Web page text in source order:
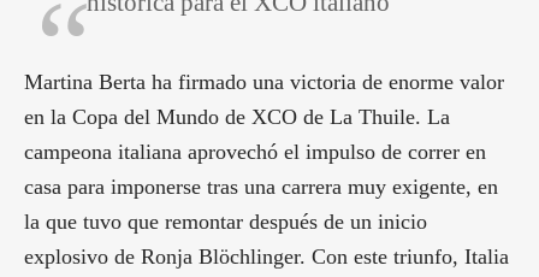
Martina Berta ha firmado una victoria de enorme valor
en la Copa del Mundo de XCO de La Thuile. La
campeona italiana aprovechó el impulso de correr en
casa para imponerse tras una carrera muy exigente, en
la que tuvo que remontar después de un inicio
explosivo de Ronja Blöchlinger. Con este triunfo, Italia